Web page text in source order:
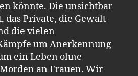
könnte. Die unsichtbar
das Private, die Gewalt
die vielen
um Anerkennung
ein Leben ohne
an Frauen. Wir